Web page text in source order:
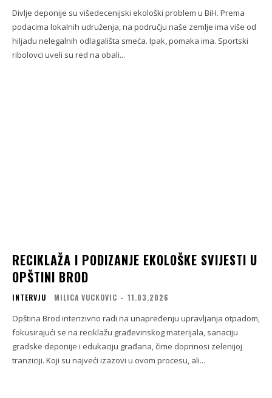
Divlje deponije su višedecenijski ekološki problem u BiH. Prema
podacima lokalnih udruženja, na području naše zemlje ima više od
hiljadu nelegalnih odlagališta smeća. Ipak, pomaka ima. Sportski
ribolovci uveli su red na obali...
RECIKLAŽA I PODIZANJE EKOLOŠKE SVIJESTI U
OPŠTINI BROD
INTERVJU MILICA VUCKOVIC - 11.03.2026
Opština Brod intenzivno radi na unapređenju upravljanja otpadom,
fokusirajući se na reciklažu građevinskog materijala, sanaciju
gradske deponije i edukaciju građana, čime doprinosi zelenijoj
tranziciji. Koji su najveći izazovi u ovom procesu, ali...